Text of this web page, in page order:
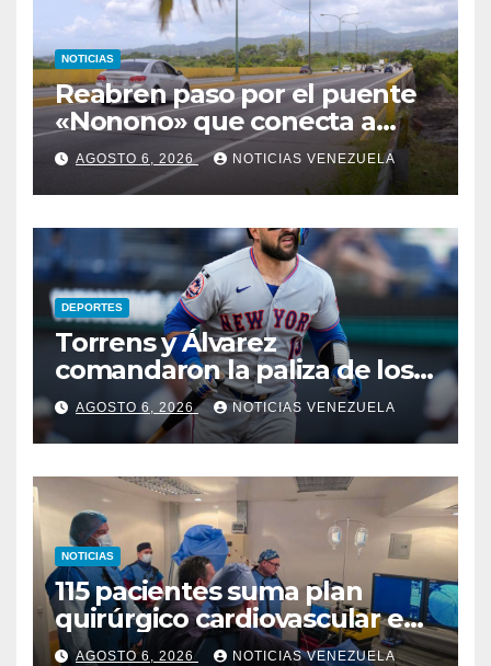
NOTICIAS
Reabren paso por el puente
«Nonono» que conecta a
Lara con Yaracuy
AGOSTO 6, 2026 NOTICIAS VENEZUELA
DEPORTES
Torrens y Álvarez
comandaron la paliza de los
Mets
AGOSTO 6, 2026 NOTICIAS VENEZUELA
NOTICIAS
115 pacientes suma plan
quirúrgico cardiovascular en
Zulia desde 2025
AGOSTO 6, 2026 NOTICIAS VENEZUELA